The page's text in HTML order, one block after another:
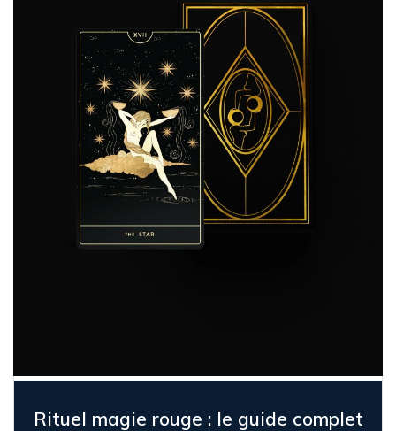
Rituel magie rouge : le guide complet